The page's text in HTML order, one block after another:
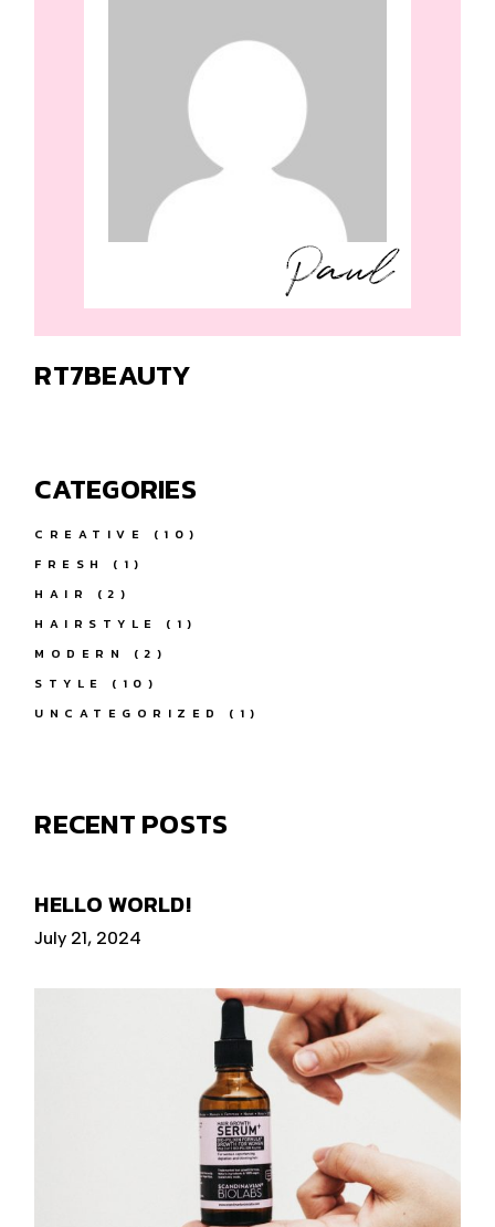
RT7BEAUTY
CATEGORIES
CREATIVE
(10)
FRESH
(1)
HAIR
(2)
HAIRSTYLE
(1)
MODERN
(2)
STYLE
(10)
UNCATEGORIZED
(1)
RECENT POSTS
HELLO WORLD!
July 21, 2024